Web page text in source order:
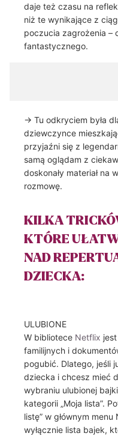
daje też czasu na
niż te wynikające z
poczucia zagrożenia –
fantastycznego.
→ Tu odkryciem była
dziewczynce
przyjaźni się z
samą oglądam z
doskonały materiał na
rozmowę.
KILKA
KTÓRE
NAD
DZIECKA:
ULUBIONE
W bibliotece Netflix
familijnych i
pogubić. Dlatego, jeśli
dziecka i chcesz mieć
wybraniu ulubionej
kategorii „Moja lista”.
listę” w głównym
wyłącznie lista bajek,